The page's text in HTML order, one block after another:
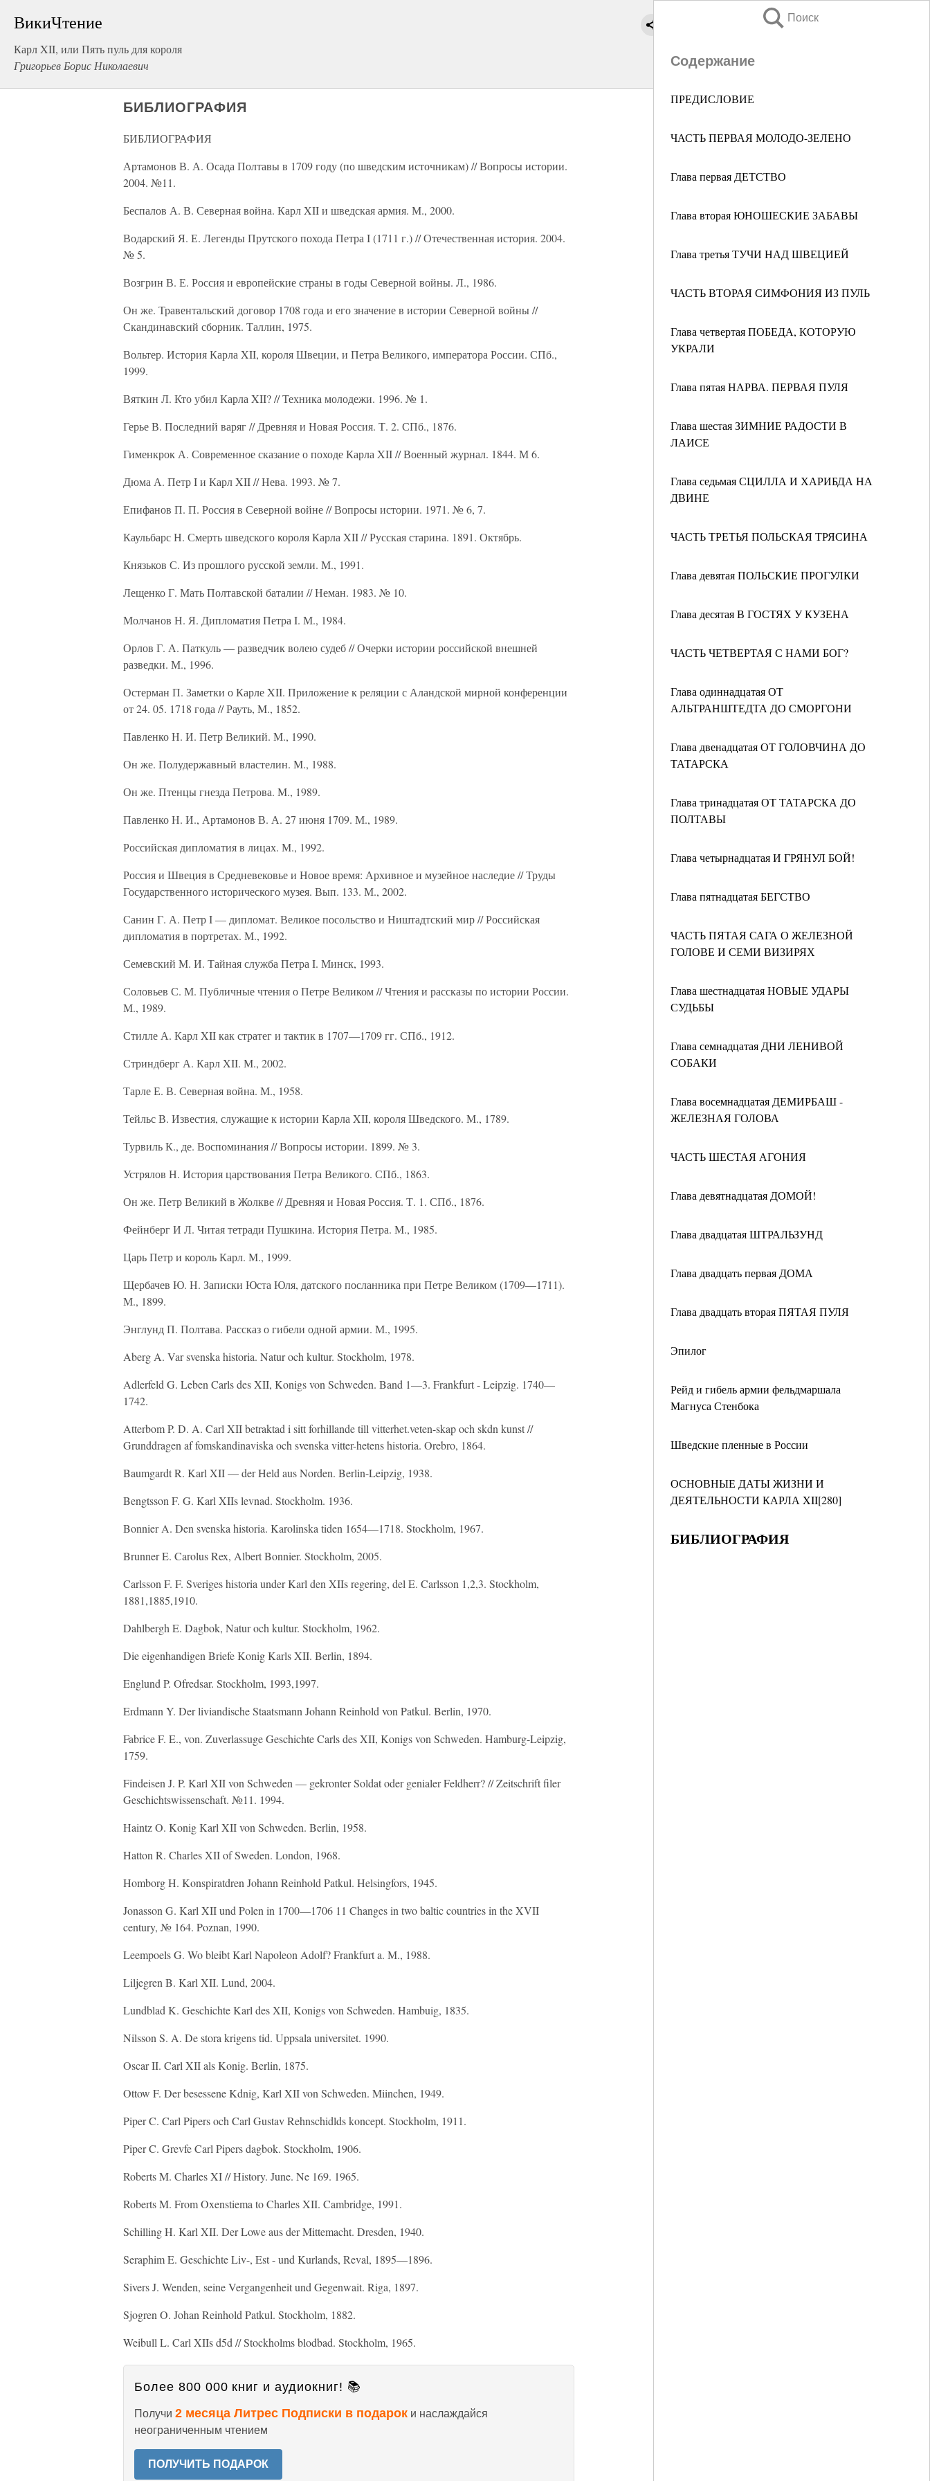
ВикиЧтение
Карл XII, или Пять пуль для короля
Григорьев Борис Николаевич
Поиск
Содержание
ПРЕДИСЛОВИЕ
ЧАСТЬ ПЕРВАЯ МОЛОДО-ЗЕЛЕНО
Глава первая ДЕТСТВО
Глава вторая ЮНОШЕСКИЕ ЗАБАВЫ
Глава третья ТУЧИ НАД ШВЕЦИЕЙ
ЧАСТЬ ВТОРАЯ СИМФОНИЯ ИЗ ПУЛЬ
Глава четвертая ПОБЕДА, КОТОРУЮ
УКРАЛИ
Глава пятая НАРВА. ПЕРВАЯ ПУЛЯ
Глава шестая ЗИМНИЕ РАДОСТИ В
ЛАИСЕ
Глава седьмая СЦИЛЛА И ХАРИБДА НА
ДВИНЕ
ЧАСТЬ ТРЕТЬЯ ПОЛЬСКАЯ ТРЯСИНА
Глава девятая ПОЛЬСКИЕ ПРОГУЛКИ
Глава десятая В ГОСТЯХ У КУЗЕНА
ЧАСТЬ ЧЕТВЕРТАЯ С НАМИ БОГ?
Глава одиннадцатая ОТ
АЛЬТРАНШТЕДТА ДО СМОРГОНИ
Глава двенадцатая ОТ ГОЛОВЧИНА ДО
ТАТАРСКА
Глава тринадцатая ОТ ТАТАРСКА ДО
ПОЛТАВЫ
Глава четырнадцатая И ГРЯНУЛ БОЙ!
Глава пятнадцатая БЕГСТВО
ЧАСТЬ ПЯТАЯ САГА О ЖЕЛЕЗНОЙ
ГОЛОВЕ И СЕМИ ВИЗИРЯХ
Глава шестнадцатая НОВЫЕ УДАРЫ
СУДЬБЫ
Глава семнадцатая ДНИ ЛЕНИВОЙ
СОБАКИ
Глава восемнадцатая ДЕМИРБАШ -
ЖЕЛЕЗНАЯ ГОЛОВА
ЧАСТЬ ШЕСТАЯ АГОНИЯ
Глава девятнадцатая ДОМОЙ!
Глава двадцатая ШТРАЛЬЗУНД
Глава двадцать первая ДОМА
Глава двадцать вторая ПЯТАЯ ПУЛЯ
Эпилог
Рейд и гибель армии фельдмаршала
Магнуса Стенбока
Шведские пленные в России
ОСНОВНЫЕ ДАТЫ ЖИЗНИ И
ДЕЯТЕЛЬНОСТИ КАРЛА XII[280]
БИБЛИОГРАФИЯ
БИБЛИОГРАФИЯ
БИБЛИОГРАФИЯ
Артамонов В. А. Осада Полтавы в 1709 году (по шведским источникам) // Вопросы истории.
2004. №11.
Беспалов А. В. Северная война. Карл XII и шведская армия. М., 2000.
Водарский Я. Е. Легенды Прутского похода Петра I (1711 г.) // Отечественная история. 2004.
№ 5.
Возгрин В. Е. Россия и европейские страны в годы Северной войны. Л., 1986.
Он же. Травентальский договор 1708 года и его значение в истории Северной войны //
Скандинавский сборник. Таллин, 1975.
Вольтер. История Карла XII, короля Швеции, и Петра Великого, императора России. СПб.,
1999.
Вяткин Л. Кто убил Карла XII? // Техника молодежи. 1996. № 1.
Герье В. Последний варяг // Древняя и Новая Россия. Т. 2. СПб., 1876.
Гименкрок А. Современное сказание о походе Карла XII // Военный журнал. 1844. М 6.
Дюма А. Петр I и Карл XII // Нева. 1993. № 7.
Епифанов П. П. Россия в Северной войне // Вопросы истории. 1971. № 6, 7.
Каульбарс Н. Смерть шведского короля Карла XII // Русская старина. 1891. Октябрь.
Князьков С. Из прошлого русской земли. М., 1991.
Лещенко Г. Мать Полтавской баталии // Неман. 1983. № 10.
Молчанов Н. Я. Дипломатия Петра I. М., 1984.
Орлов Г. А. Паткуль — разведчик волею судеб // Очерки истории российской внешней
разведки. М., 1996.
Остерман П. Заметки о Карле XII. Приложение к реляции с Аландской мирной конференции
от 24. 05. 1718 года // Рауть, М., 1852.
Павленко Н. И. Петр Великий. М., 1990.
Он же. Полудержавный властелин. М., 1988.
Он же. Птенцы гнезда Петрова. М., 1989.
Павленко Н. И., Артамонов В. А. 27 июня 1709. М., 1989.
Российская дипломатия в лицах. М., 1992.
Россия и Швеция в Средневековье и Новое время: Архивное и музейное наследие // Труды
Государственного исторического музея. Вып. 133. М., 2002.
Санин Г. А. Петр I — дипломат. Великое посольство и Ништадтский мир // Российская
дипломатия в портретах. М., 1992.
Семевский М. И. Тайная служба Петра I. Минск, 1993.
Соловьев С. М. Публичные чтения о Петре Великом // Чтения и рассказы по истории России.
М., 1989.
Стилле А. Карл XII как стратег и тактик в 1707—1709 гг. СПб., 1912.
Стриндберг А. Карл XII. М., 2002.
Тарле Е. В. Северная война. М., 1958.
Тейльс В. Известия, служащие к истории Карла XII, короля Шведского. М., 1789.
Турвиль К., де. Воспоминания // Вопросы истории. 1899. № 3.
Устрялов Н. История царствования Петра Великого. СПб., 1863.
Он же. Петр Великий в Жолкве // Древняя и Новая Россия. Т. 1. СПб., 1876.
Фейнберг И Л. Читая тетради Пушкина. История Петра. М., 1985.
Царь Петр и король Карл. М., 1999.
Щербачев Ю. Н. Записки Юста Юля, датского посланника при Петре Великом (1709—1711).
М., 1899.
Энглунд П. Полтава. Рассказ о гибели одной армии. М., 1995.
Aberg A. Var svenska historia. Natur och kultur. Stockholm, 1978.
Adlerfeld G. Leben Carls des XII, Konigs von Schweden. Band 1—3. Frankfurt - Leipzig. 1740—
1742.
Atterbom P. D. A. Carl XII betraktad i sitt forhillande till vitterhet.veten-skap och skdn kunst //
Grunddragen af fomskandinaviska och svenska vitter-hetens historia. Orebro, 1864.
Baumgardt R. Karl XII — der Held aus Norden. Berlin-Leipzig, 1938.
Bengtsson F. G. Karl XIIs levnad. Stockholm. 1936.
Bonnier A. Den svenska historia. Karolinska tiden 1654—1718. Stockholm, 1967.
Brunner E. Carolus Rex, Albert Bonnier. Stockholm, 2005.
Carlsson F. F. Sveriges historia under Karl den XIIs regering, del E. Carlsson 1,2,3. Stockholm,
1881,1885,1910.
Dahlbergh E. Dagbok, Natur och kultur. Stockholm, 1962.
Die eigenhandigen Briefe Konig Karls XII. Berlin, 1894.
Englund P. Ofredsar. Stockholm, 1993,1997.
Erdmann Y. Der liviandische Staatsmann Johann Reinhold von Patkul. Berlin, 1970.
Fabrice F. E., von. Zuverlassuge Geschichte Carls des XII, Konigs von Schweden. Hamburg-Leipzig,
1759.
Findeisen J. P. Karl XII von Schweden — gekronter Soldat oder genialer Feldherr? // Zeitschrift filer
Geschichtswissenschaft. №11. 1994.
Haintz O. Konig Karl XII von Schweden. Berlin, 1958.
Hatton R. Charles XII of Sweden. London, 1968.
Homborg H. Konspiratdren Johann Reinhold Patkul. Helsingfors, 1945.
Jonasson G. Karl XII und Polen in 1700—1706 11 Changes in two baltic countries in the XVII
century, № 164. Poznan, 1990.
Leempoels G. Wo bleibt Karl Napoleon Adolf? Frankfurt a. М., 1988.
Liljegren B. Karl XII. Lund, 2004.
Lundblad K. Geschichte Karl des XII, Konigs von Schweden. Hambuig, 1835.
Nilsson S. A. De stora krigens tid. Uppsala universitet. 1990.
Oscar II. Carl XII als Konig. Berlin, 1875.
Ottow F. Der besessene Kdnig, Karl XII von Schweden. Miinchen, 1949.
Piper C. Carl Pipers och Carl Gustav Rehnschidlds koncept. Stockholm, 1911.
Piper C. Grevfe Carl Pipers dagbok. Stockholm, 1906.
Roberts M. Charles XI // History. June. Ne 169. 1965.
Roberts M. From Oxenstiema to Charles XII. Cambridge, 1991.
Schilling H. Karl XII. Der Lowe aus der Mittemacht. Dresden, 1940.
Seraphim E. Geschichte Liv-, Est - und Kurlands, Reval, 1895—1896.
Sivers J. Wenden, seine Vergangenheit und Gegenwait. Riga, 1897.
Sjogren O. Johan Reinhold Patkul. Stockholm, 1882.
Weibull L. Carl XIIs d5d // Stockholms blodbad. Stockholm, 1965.
Более 800 000 книг и аудиокниг! 📚
Получи 2 месяца Литрес Подписки в подарок и наслаждайся
неограниченным чтением
ПОЛУЧИТЬ ПОДАРОК